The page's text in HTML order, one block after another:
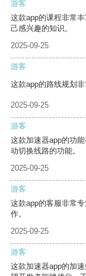
游客
这款app的课程非常
己感兴趣的知识。
2025-09-25
游客
这款app的路线规划
2025-09-25
游客
这款加速器app的功
动切换线路的功能。
2025-09-25
游客
这款app的客服非常
作。
2025-09-25
游客
这款加速器app的加